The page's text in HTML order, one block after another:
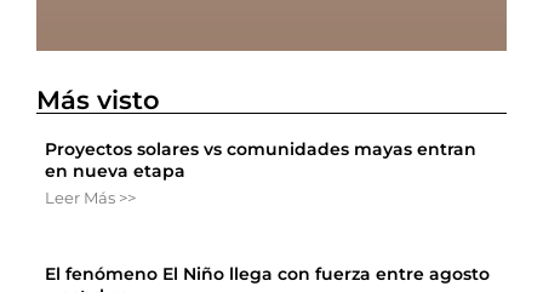
Más visto
Proyectos solares vs comunidades mayas entran
en nueva etapa
Leer Más >>
El fenómeno El Niño llega con fuerza entre agosto